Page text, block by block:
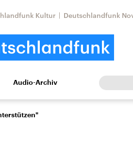
Kultur Deutschlandfunk
Kultur Europa
Audio-Archiv